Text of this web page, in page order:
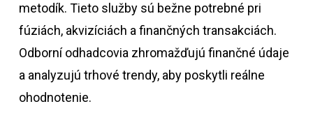
metodík. Tieto služby sú bežne potrebné pri
fúziách, akvizíciách a finančných transakciách.
Odborní odhadcovia zhromažďujú finančné údaje
a analyzujú trhové trendy, aby poskytli reálne
ohodnotenie.